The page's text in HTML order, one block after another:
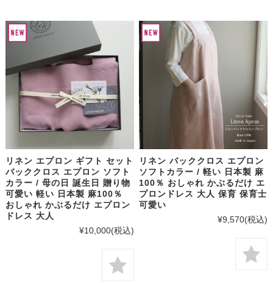
リネン エプロン ギフト セット
バッククロス エプロン ソフト
カラー / 母の日 誕生日 贈り物
可愛い 軽い 日本製 麻100％
おしゃれ かぶるだけ エプロン
ドレス 大人
¥10,000(税込)
リネン バッククロス エプロン
ソフトカラー / 軽い 日本製 麻
100％ おしゃれ かぶるだけ エ
プロンドレス 大人 保育 保育士
可愛い
¥9,570(税込)